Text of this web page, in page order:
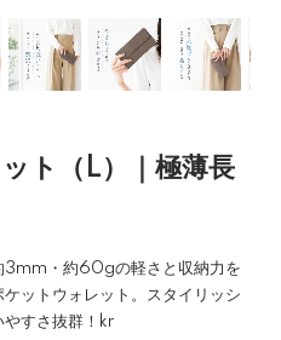
ト（L）｜極薄長
3mm・約60gの軽さと収納力を
ットウォレット。スタイリッシ
やすさ抜群！kr